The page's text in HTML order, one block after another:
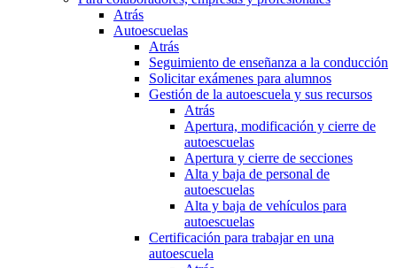
Atrás
Autoescuelas
Atrás
Seguimiento de enseñanza a la conducción
Solicitar exámenes para alumnos
Gestión de la autoescuela y sus recursos
Atrás
Apertura, modificación y cierre de
autoescuelas
Apertura y cierre de secciones
Alta y baja de personal de
autoescuelas
Alta y baja de vehículos para
autoescuelas
Certificación para trabajar en una
autoescuela